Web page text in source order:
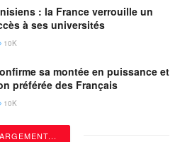
du monde entier, tout en
de vaccins aux Américains.
dans cette voie », a-t-il
: la France verrouille un
à ses universités
10K
sa montée en puissance et
préférée des Français
10K